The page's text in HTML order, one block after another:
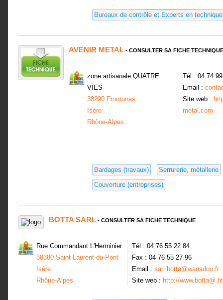
Bureaux de contrôle et Experts en
AVENIR METAL - CONSULTER SA FICHE TECHNIQUE
zone artisanale QUATRE
VIES
38290 Frontonas
Isère
Rhône-Alpes
Tél : 04 74
Email :
Site web :
metal.com
Bardages (travaux)
Serrurerie, métallerie
Couverture (entreprises)
BOTTA SARL - CONSULTER SA FICHE TECHNIQUE
Rue Commandant L'Herminier
38380 Saint-Laurent-du-Pont
Isère
Rhône-Alpes
Tél : 04 76 55 22 84
Fax : 04 76 55 27 96
Email : sarl.botta@wanadoo.fr
Site web : http://